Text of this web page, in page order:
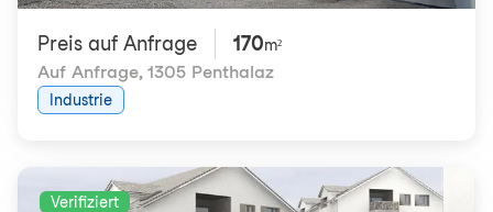
Preis auf Anfrage 170m²
Auf Anfrage, 1305 Penthalaz
Industrie
Verifiziert